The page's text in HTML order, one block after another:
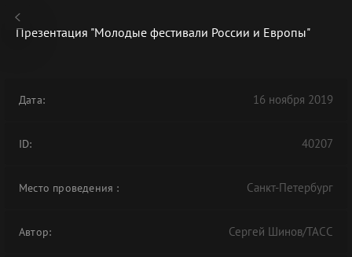
В АРХИВЕ
Презентация "Молодые фестивали России и Европы"
Дата: 16 ноября 2019
ID: 40207
Место проведения : Санкт-Петербург
Автор: Сергей Шинов/ТАСС